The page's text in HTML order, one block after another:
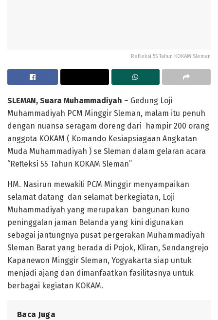
Refleksi 55 Tahun KOKAM Sleman
SLEMAN, Suara Muhammadiyah – Gedung Loji
Muhammadiyah PCM Minggir Sleman, malam itu penuh
dengan nuansa seragam doreng dari hampir 200 orang
anggota KOKAM ( Komando Kesiapsiagaan Angkatan
Muda Muhammadiyah ) se Sleman dalam gelaran acara
“Refleksi 55 Tahun KOKAM Sleman”
HM. Nasirun mewakili PCM Minggir menyampaikan
selamat datang dan selamat berkegiatan, Loji
Muhammadiyah yang merupakan bangunan kuno
peninggalan jaman Belanda yang kini digunakan
sebagai jantungnya pusat pergerakan Muhammadiyah
Sleman Barat yang berada di Pojok, Kliran, Sendangrejo
Kapanewon Minggir Sleman, Yogyakarta siap untuk
menjadi ajang dan dimanfaatkan fasilitasnya untuk
berbagai kegiatan KOKAM.
Baca Juga